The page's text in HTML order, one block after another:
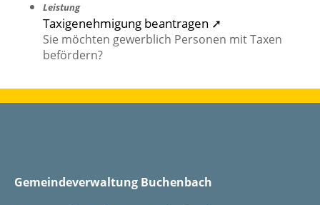
Leistung
Taxigenehmigung beantragen ➚
Sie möchten gewerblich Personen mit Taxen
befördern?
Gemeindeverwaltung Buchenbach